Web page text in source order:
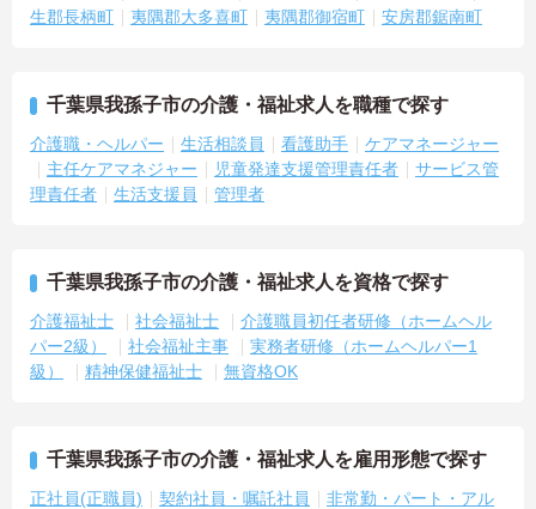
生郡長柄町
夷隅郡大多喜町 夷隅郡御宿町 安房郡鋸南町
千葉県我孫子市の介護・福祉求人を職種で探す
介護職・ヘルパー 生活相談員 看護助手
ケアマネージャー
主任ケアマネジャー
児童発達支援管理責任者
サービス管
理責任者
生活支援員 管理者
千葉県我孫子市の介護・福祉求人を資格で探す
介護福祉士 社会福祉士
介護職員初任者研修（ホームヘル
パー2級）
社会福祉主事
実務者研修（ホームヘルパー1
級）
精神保健福祉士 無資格OK
千葉県我孫子市の介護・福祉求人を雇用形態で探す
正社員(正職員) 契約社員・嘱託社員
非常勤・パート・アル